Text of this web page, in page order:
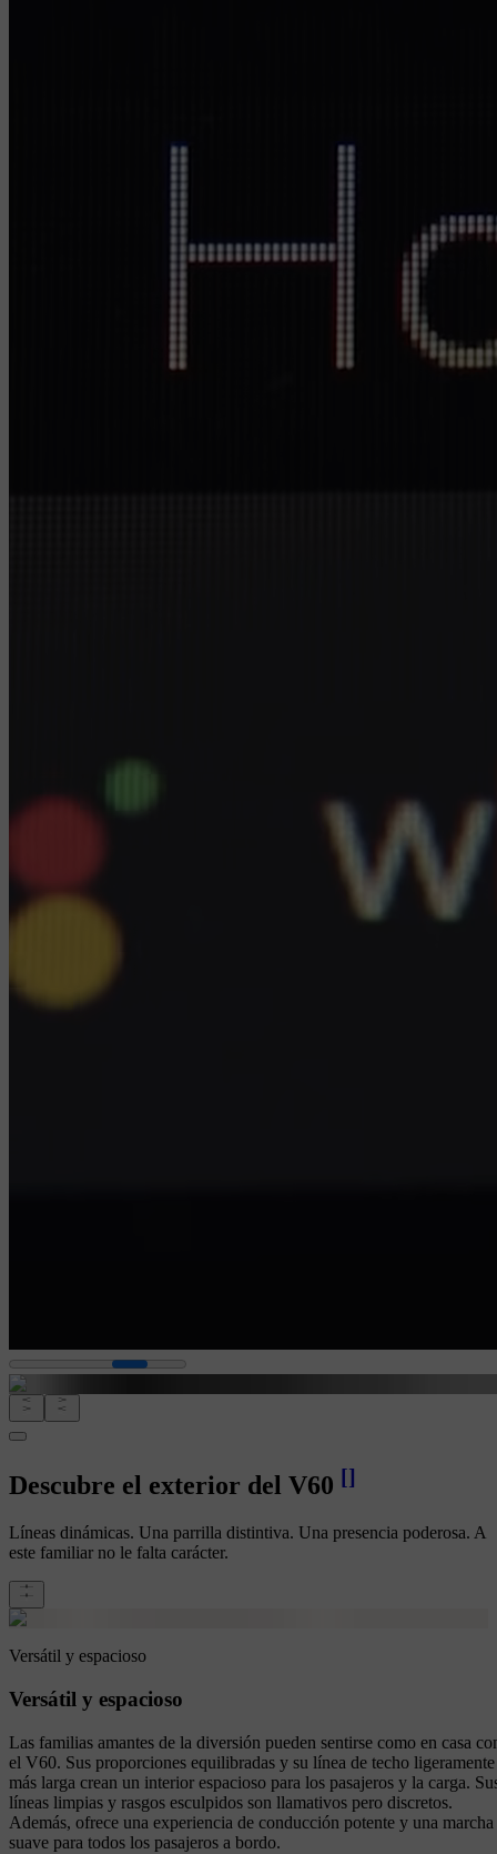
Descubre el exterior del V60 []
Líneas dinámicas. Una parrilla distintiva. Una presencia poderosa. A
este familiar no le falta carácter.
Versátil y espacioso
Versátil y espacioso
Las familias amantes de la diversión pueden sentirse como en casa
el V60. Sus proporciones equilibradas y su línea de techo ligeramente
más larga crean un interior espacioso para los pasajeros y la carga.
líneas limpias y rasgos esculpidos son llamativos pero discretos.
Además, ofrece una experiencia de conducción potente y una marcha
suave para todos los pasajeros a bordo.